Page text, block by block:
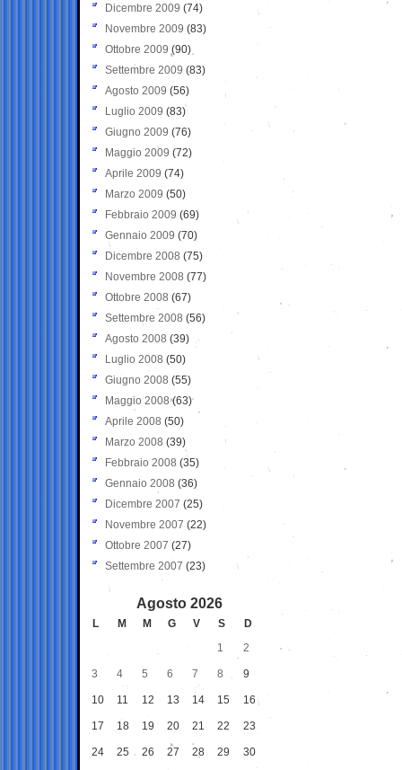
Dicembre 2009 (74)
Novembre 2009 (83)
Ottobre 2009 (90)
Settembre 2009 (83)
Agosto 2009 (56)
Luglio 2009 (83)
Giugno 2009 (76)
Maggio 2009 (72)
Aprile 2009 (74)
Marzo 2009 (50)
Febbraio 2009 (69)
Gennaio 2009 (70)
Dicembre 2008 (75)
Novembre 2008 (77)
Ottobre 2008 (67)
Settembre 2008 (56)
Agosto 2008 (39)
Luglio 2008 (50)
Giugno 2008 (55)
Maggio 2008(63)
Aprile 2008 (50)
Marzo 2008 (39)
Febbraio 2008 (35)
Gennaio 2008 (36)
Dicembre 2007 (25)
Novembre 2007 (22)
Ottobre 2007 (27)
Settembre 2007 (23)
Agosto 2026
L M M G V S
D
1
2
3 4 5 6 7 8 9
10 11 12 13 14 15 16
17 18 19 20 21 22 23
24 25 26 27 28 29 30